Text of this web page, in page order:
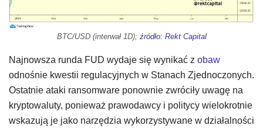
BTC/USD (interwał 1D); źródło: Rekt Capital
Najnowsza runda FUD wydaje się wynikać z obaw
odnośnie kwestii regulacyjnych w Stanach Zjednoczonych.
Ostatnie ataki ransomware ponownie zwróciły uwagę na
kryptowaluty, ponieważ prawodawcy i politycy wielokrotnie
wskazują je jako narzędzia wykorzystywane w działalności